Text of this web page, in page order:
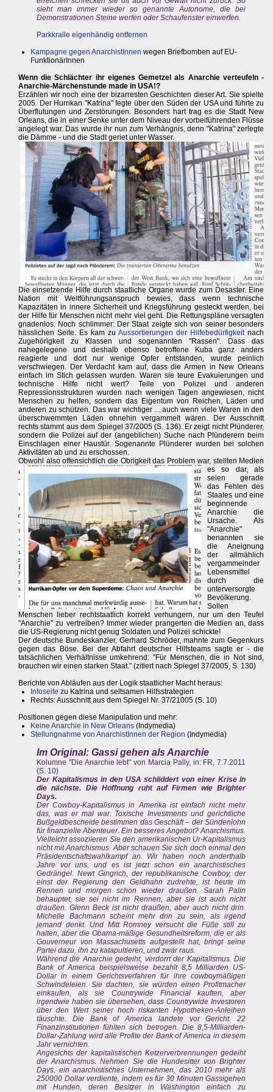
sieht man immer wieder so genannte Autonome, die bei
Demonstrationen Steine werfen oder Schaufenster einwerfen.
Parkkralle eigenhändig entfernen
Kampagne gegen AnarchistInnen wegen Briefbomben auf EU-
FunktionärInnen
Wenn die Schlächter ihr eigenes Gemetzel als Anarchie verteufeln -
Anarchie-Märchenstunde made in USA!?
Erzählen wir noch eine der bizarresten Geschichten dieser Art. Sie spielte
2005. Der Hurrikan "Katrina" fegte über den Süden der USA und führte zu
Überflutungen und Zerstörungen. Besonders hart trag es die Stadt New
Orleans, die in einer Senke unter dem Niveau der vorbeiführenden Flüsse
angelegt war. Das wurde ihr nun zum Verhängnis, denn "Katrina" zerlegte
die Dämme - und die Stadt geriet unter Wasser.
Die einsetzende Hilfe durch staatliche Organe wurde zum Desaster. Eine
Nation mit Weltführungsanspruch bewies, dass wenn technische
Kapazitäten in innere Sicherheit und Kriegsführung gesteckt werden, bei
der Hilfe für Menschen nicht mehr viel geht. Die Rettungspläne versagten
gnadenlos. Noch schlimmer: Der Staat zeigte sich von seiner besonders
hässlichen Seite. Es kam zuAussortierungen der Hilfebedürfigkeitnach
Zugehörigkeit zu Klassen und sogenannten "Rassen". Dass das
nahegelegene und deshalb ebenso betroffene Kuba ganz anders
reagierte und dort nur wenige Opfer entstanden, wurde peinlich
verschwiegen. Der Verdacht kam auf, dass die Armen in New Orleans
einfach im Stich gelassen wurden. Waren sie teure Evakuierungen und
technische Hilfe nicht wert? Teile von Polizei und anderen
Repressionsstrukturen wurden nach wenigen Tagen angewiesen, nicht
Menschen zu helfen, sondern das Eigentum von Reichen, Läden und
anderen zu schützen. Das war wichtiger ... auch wenn viele Waren in den
überschwemmten Läden ohnehin vergammelt wären. Der Ausschnitt
rechts stammt aus dem Spiegel 37/2005 (S. 136). Er zeigt nicht Plünderer,
sondern die Polizei auf der (angeblichen) Suche nach Plünderern beim
Einschlagen einer Haustür. Sogenannte Plünderer wurden bei solchen
Aktivitäten ab und zu erschossen.
Obwohl also offensichtlich die Obrigkeit das Problem war, stellten Medien
es so dar, als
seien gerade
das Fehlen des
Staates und eine
beginnende
Anarchie die
Ursache. Als
"Anarchie"
benannten sie
die Aneignung
der allmählich
vergammelnder
Lebensmittel
durch die
unterversorgte
Bevölkerung.
Sollen
Menschen lieber rechtstaatlich korrekt verhungern, nur um den Teufel
"Anarchie" zu vertreiben? Immer wieder prangerten die Medien an, dass
die US-Regierung nicht genug Soldaten und Polizei schickte!
Der deutsche Bundeskanzler, Gerhard Schröder, mahnte zum Gegenkurs
gegen das Böse. Bei der Abfahrt deutscher Hilfsteams sagte er - die
tatsächlichen Verhältnisse umkehrend: "Für Menschen, die in Not sind,
brauchen wir einen starken Staat." (zitiert nach Spiegel 37/2005, S. 130)
Berichte von Abläufen aus der Logik staatlicher Macht heraus:
Infoseite zu Katrina und seltsamen Hilfsstrategien
Rechts: Ausschnitt aus dem Spiegel Nr. 37/21005 (S. 10)
Positionen gegen diese Manipulation und mehr:
Keine Anarchie in New Orleans (Indymedia)
Stellungnahme von AnarchistInnen der Region (Indymedia)
Im Original: Gassi gehen als Anarchie
Kolumne "Die Anarchie lebt" von Marcia Pally, in: FR, 7.7.2011
(S. 10)
Der Kapitalismus in den USA schliddert von einer Krise in
die nächste. Die Hoffnung ruht auf Firmen wie Brighter
Days.
Der Cowboy-Kapitalismus in Amerika ist einfach nicht mehr
das, was er mal war. Toxische Investments und gerichtliche
Bußgeldbescheide bestimmen das Geschäft – der Sündenlohn
für finanzielle Abenteuer. Ein besseres Angebot? Anarchismus.
Vielleicht assoziieren Sie den amerikanischen Ur-Kapitalismus
nicht mit Anarchismus. Aber schauen Sie sich doch einmal den
Präsidentschaftswahlkampf an. Wir haben noch anderthalb
Jahre vor uns, und es ist jetzt schon ein anarchistisches
Gedrängel. Newt Gingrich, der republikanische Cowboy, der
einst der Regierung den Geldhahn zudrehte, ist heute im
Rennen und morgen schon wieder draußen. Sarah Palin
behauptet, sie sei nicht im Rennen, aber sie ist auch nicht
draußen. Glenn Beck ist nicht draußen, aber auch nicht drin.
Michelle Bachmann scheint mehr drin zu sein, als irgend
jemand denkt. Und Mitt Romney versucht die Füße still zu
halten, aber die Obama-mäßige Gesundheitsreform, die er als
Gouverneur von Massachusetts aufgestellt hat, bringt seine
Partei dazu, ihn zu katapultieren, und zwar raus.
Während die Anarchie gedeiht, verdorrt der Kapitalismus. Die
Bank of America beispielsweise bezahlt 8,5 Milliarden US-
Dollar in einem Gerichtsverfahren für ihre cowboymäßigen
Schwindeleien. Sie dachten, sie würden einen Profitmacher
einkaufen, als sie Countrywide Financial kauften, aber
irgendwie haben sie übersehen, dass Countrywide Investoren
über den Wert seiner hoch riskanten Hypotheken-Anleihen
täuschte. Die Bank of America landete vor Gericht. 22
Finanzinstitutionen fühlten sich betrogen. Die 8,5-Milliarden-
Dollar-Zahlung wird alle Profite der Bank of America in diesem
Jahr vernichten.
Angesichts der kapitalistischen Ketzerverbrennungen gedeiht
der Anarchismus. Nehmen Sie die Hundesitter von Brighter
Days, ein anarchistisches Unternehmen, das 2010 mehr als
250000 Dollar verdiente, indem es für 30 Minuten Gassigehen
mit Hunden, deren Besitzer in Washington einfach zu